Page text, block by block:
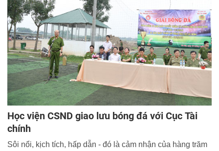
Học viện CSND giao lưu bóng đá với Cục Tài
chính
Sôi nổi, kịch tích, hấp dẫn - đó là cảm nhận của hàng trăm